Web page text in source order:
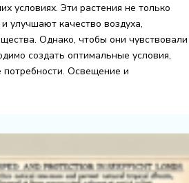
условиях. Эти растения не только
улучшают качество воздуха,
Однако, чтобы они чувствовали
создать оптимальные условия,
Освещение и